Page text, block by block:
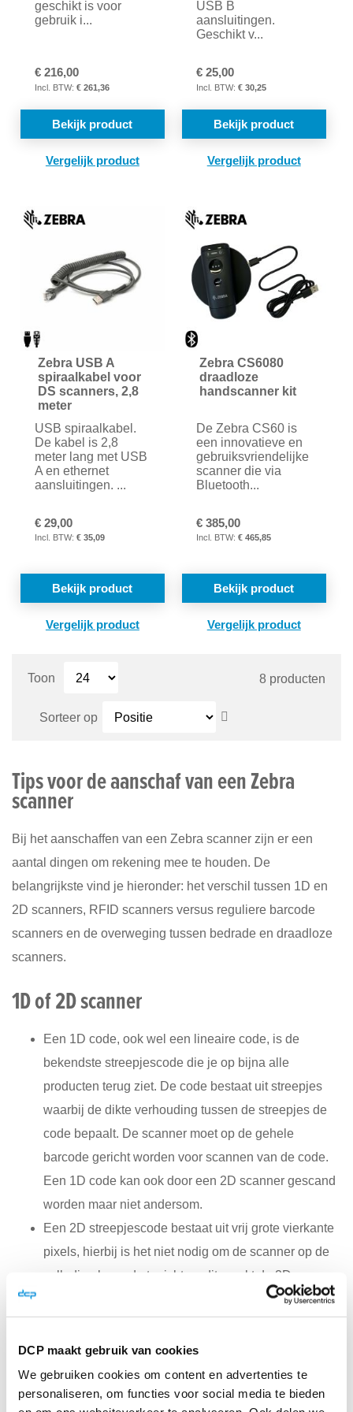
DCP maakt gebruik van cookies
We gebruiken cookies om content en advertenties te
personaliseren, om functies voor social media te bieden
geschikt is voor
gebruik i...
€ 216,00
€ 261,36
Bekijk product
TOEVOEGEN
VERGELIJKEN
USB B
aansluitingen.
Geschikt v...
€ 25,00
€ 30,25
Bekijk product
Zebra USB A
spiraalkabel voor
DS scanners, 2,8
meter
USB spiraalkabel.
De kabel is 2,8
meter lang met USB
A en ethernet
aansluitingen. ...
€ 29,00
€ 35,09
Bekijk product
TOEVOEGEN
Zebra CS6080
draadloze
handscanner kit
De Zebra CS60 is
een innovatieve en
gebruiksvriendelijke
scanner die via
Bluetooth...
€ 385,00
€ 465,85
Bekijk product
8 producten
Toon
Sorteer op
sorteren
Tips voor de aanschaf van een Zebra
scanner
Bij het aanschaffen van een Zebra scanner zijn er een
aantal dingen om rekening mee te houden. De
belangrijkste vind je hieronder: het verschil tussen 1D en
2D scanners, RFID scanners versus reguliere barcode
scanners en de overweging tussen bedrade en draadloze
scanners.
1D of 2D scanner
Een 1D code, ook wel een lineaire code, is de
bekendste streepjescode die je op bijna alle
producten terug ziet. De code bestaat uit streepjes
waarbij de dikte verhouding tussen de streepjes de
code bepaalt. De scanner moet op de gehele
barcode gericht worden voor scannen van de code.
Een 1D code kan ook door een 2D scanner gescand
worden maar niet andersom.
Een 2D streepjescode bestaat uit vrij grote vierkante
pixels, hierbij is het niet nodig om de scanner op de
volledige barcode te richten, dit maakt de 2D
barcodescanner gebruiksvriendelijker. Naast 1D
codes en Data Matrix-codes scannen.
RFID scanners versus reguliere barcode